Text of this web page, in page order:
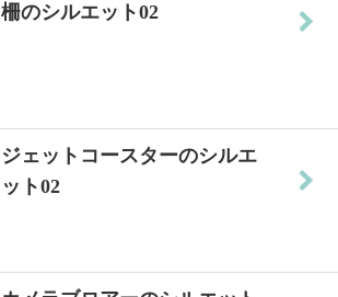
柵のシルエット02
ジェットコースターのシルエ
ット02